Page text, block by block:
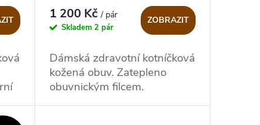
1 200 Kč/ pár
Skladem 2 pár
ZOBRAZIT
Dámská zdravotní kotníčková
kožená obuv. Zatepleno
obuvnickým filcem.